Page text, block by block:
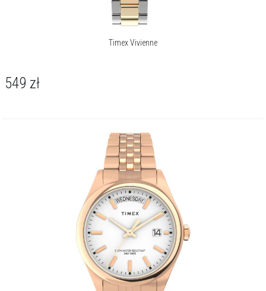
Timex Vivienne
549 zł